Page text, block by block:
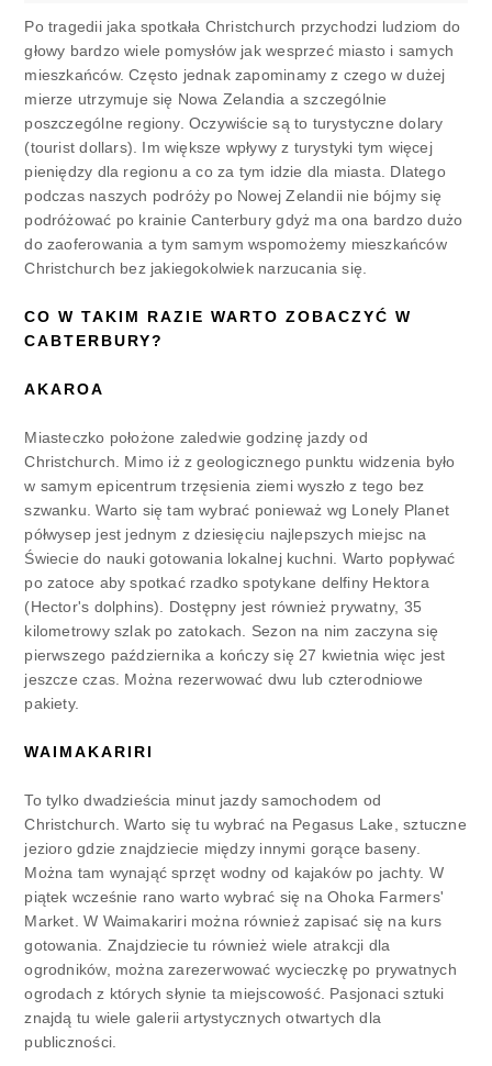
Po tragedii jaka spotkała Christchurch przychodzi ludziom do
głowy bardzo wiele pomysłów jak wesprzeć miasto i samych
mieszkańców. Często jednak zapominamy z czego w dużej
mierze utrzymuje się Nowa Zelandia a szczególnie
poszczególne regiony. Oczywiście są to turystyczne dolary
(tourist dollars). Im większe wpływy z turystyki tym więcej
pieniędzy dla regionu a co za tym idzie dla miasta. Dlatego
podczas naszych podróży po Nowej Zelandii nie bójmy się
podróżować po krainie Canterbury gdyż ma ona bardzo dużo
do zaoferowania a tym samym wspomożemy mieszkańców
Christchurch bez jakiegokolwiek narzucania się.
CO W TAKIM RAZIE WARTO ZOBACZYĆ W
CABTERBURY?
AKAROA
Miasteczko położone zaledwie godzinę jazdy od
Christchurch. Mimo iż z geologicznego punktu widzenia było
w samym epicentrum trzęsienia ziemi wyszło z tego bez
szwanku. Warto się tam wybrać ponieważ wg Lonely Planet
półwysep jest jednym z dziesięciu najlepszych miejsc na
Świecie do nauki gotowania lokalnej kuchni. Warto popływać
po zatoce aby spotkać rzadko spotykane delfiny Hektora
(Hector's dolphins). Dostępny jest również prywatny, 35
kilometrowy szlak po zatokach. Sezon na nim zaczyna się
pierwszego października a kończy się 27 kwietnia więc jest
jeszcze czas. Można rezerwować dwu lub czterodniowe
pakiety.
WAIMAKARIRI
To tylko dwadzieścia minut jazdy samochodem od
Christchurch. Warto się tu wybrać na Pegasus Lake, sztuczne
jezioro gdzie znajdziecie między innymi gorące baseny.
Można tam wynająć sprzęt wodny od kajaków po jachty. W
piątek wcześnie rano warto wybrać się na Ohoka Farmers'
Market. W Waimakariri można również zapisać się na kurs
gotowania. Znajdziecie tu również wiele atrakcji dla
ogrodników, można zarezerwować wycieczkę po prywatnych
ogrodach z których słynie ta miejscowość. Pasjonaci sztuki
znajdą tu wiele galerii artystycznych otwartych dla
publiczności.